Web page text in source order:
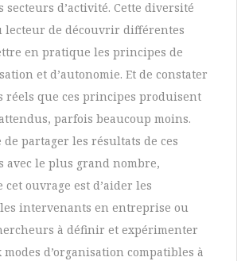
d’activité. Cette diversité
lecteur de découvrir différentes
en pratique les principes de
et d’autonomie. Et de constater
réels que ces principes produisent
parfois beaucoup moins.
de partager les résultats de ces
avec le plus grand nombre,
cet ouvrage est d’aider les
intervenants en entreprise ou
à définir et expérimenter
d’organisation compatibles à